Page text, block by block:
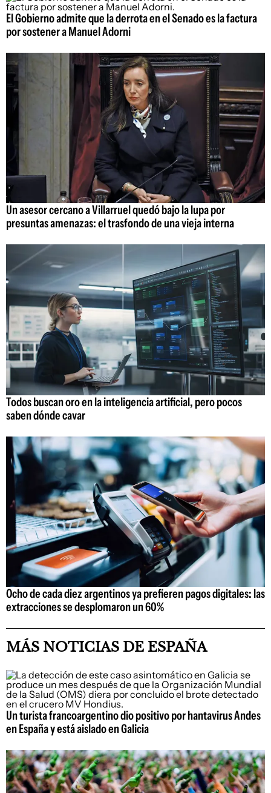
El Gobierno admite que la derrota en el Senado es la factura
por sostener a Manuel Adorni
Un asesor cercano a Villarruel quedó bajo la lupa por
presuntas amenazas: el trasfondo de una vieja interna
Todos buscan oro en la inteligencia artificial, pero pocos
saben dónde cavar
Ocho de cada diez argentinos ya prefieren pagos digitales: las
extracciones se desplomaron un 60%
MÁS NOTICIAS DE ESPAÑA
Un turista francoargentino dio positivo por hantavirus Andes
en España y está aislado en Galicia